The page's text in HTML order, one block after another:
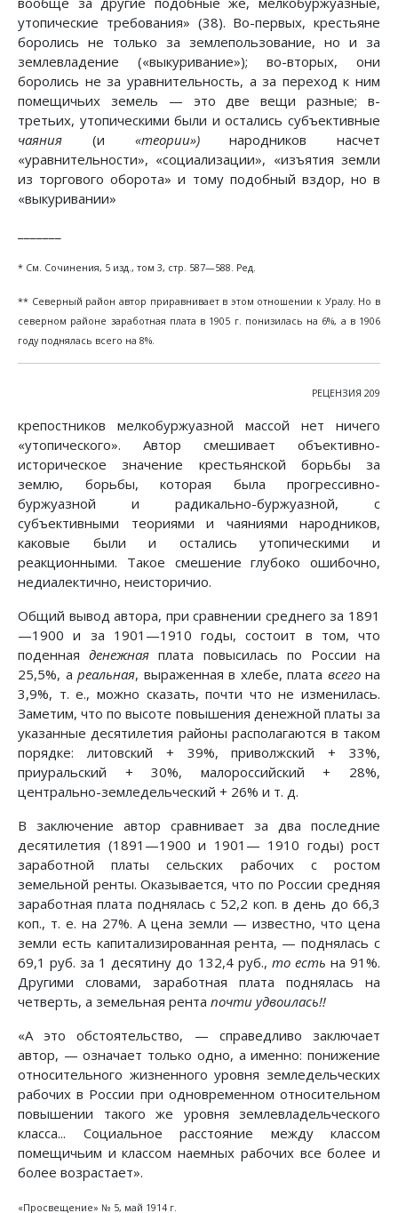
утопические требования» (38). Во-первых, крестьяне
боролись не только за землепользование, но и за
землевладение («выкуривание»); во-вторых, они
боролись не за уравнительность, а за переход к ним
помещичьих земель — это две вещи разные; в-
третьих, утопическими были и остались субъективные
чаяния (и «теории»)народников насчет
«уравнительности», «социализации», «изъятия земли
из торгового оборота» и тому подобный вздор, но в
«выкуривании»
* См. Сочинения, 5 изд., том 3, стр. 587—588. Ред.
** Северный район автор приравнивает в этом отношении к Уралу. Но в
северном районе заработная плата в 1905 г. понизилась на 6%, а в 1906
году поднялась всего на 8%.
РЕЦЕНЗИЯ 209
крепостников мелкобуржуазной массой нет ничего
«утопического». Автор смешивает объективно-
историческое значение крестьянской борьбы за
землю, борьбы, которая была прогрессивно-
буржуазной и радикально-буржуазной, с
субъективными теориями и чаяниями народников,
каковые были и остались утопическими и
реакционными. Такое смешение глубоко ошибочно,
недиалектично, неисторичио.
Общий вывод автора, при сравнении среднего за 1891
—1900 и за 1901—1910 годы, состоит в том, что
поденнаяденежная плата повысилась по России на
25,5%, а реальная, выраженная в хлебе, плата всегона
3,9%, т. е., можно сказать, почти что не изменилась.
Заметим, что по высоте повышения денежной платы за
указанные десятилетия районы располагаются в таком
порядке: литовский + 39%, приволжский + 33%,
приуральский + 30%, малороссийский + 28%,
центрально-земледельческий + 26% и т. д.
В заключение автор сравнивает за два последние
десятилетия (1891—1900 и 1901— 1910 годы) рост
заработной платы сельских рабочих с ростом
земельной ренты. Оказывается, что по России средняя
заработная плата поднялась с 52,2 коп. в день до 66,3
коп., т. е. на 27%. А цена земли — известно, что цена
земли есть капитализированная рента, — поднялась с
69,1 руб. за 1 десятину до 132,4 руб., то есть на 91%.
Другими словами, заработная плата поднялась на
четверть, а земельная рента почти удвоилась!!
«А это обстоятельство, — справедливо заключает
автор, — означает только одно, а именно: понижение
относительного жизненного уровня земледельческих
рабочих в России при одновременном относительном
повышении такого же уровня землевладельческого
класса... Социальное расстояние между классом
помещичьим и классом наемных рабочих все более и
более возрастает».
«Просвещение» № 5, май 1914 г.